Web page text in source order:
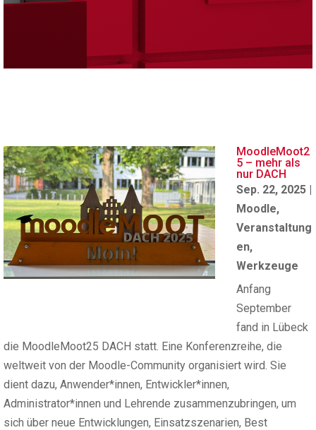
MoodleMoot2
5 – mehr als
nur DACH
Sep. 22, 2025 |
Moodle,
Veranstaltung
en,
Werkzeuge
Anfang
September
fand in Lübeck
die MoodleMoot25 DACH statt. Eine Konferenzreihe, die
weltweit von der Moodle-Community organisiert wird. Sie
dient dazu, Anwender*innen, Entwickler*innen,
Administrator*innen und Lehrende zusammenzubringen, um
sich über neue Entwicklungen, Einsatzszenarien, Best